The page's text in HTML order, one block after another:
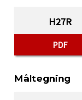
H27R
PDF
Måltegning